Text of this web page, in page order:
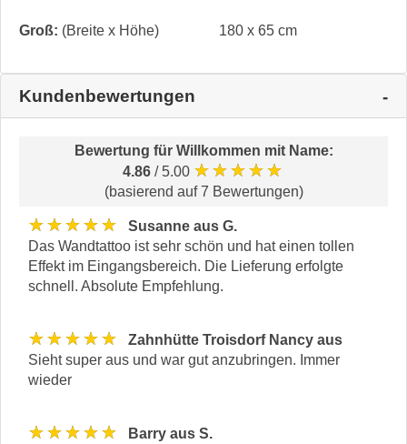
Groß: (Breite x Höhe) 180 x 65 cm
Kundenbewertungen
Bewertung für Willkommen mit Name:
4.86 / 5.00 ★★★★★
(basierend auf 7 Bewertungen)
★★★★★
Susanne aus G.
Das Wandtattoo ist sehr schön und hat einen tollen
Effekt im Eingangsbereich. Die Lieferung erfolgte
schnell. Absolute Empfehlung.
★★★★★
Zahnhütte Troisdorf Nancy aus
Sieht super aus und war gut anzubringen. Immer
wieder
★★★★★
Barry aus S.